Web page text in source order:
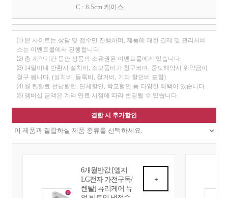
C : 8.5cm 케이스
⑴ 본 사이트는 상담 및 접수만 진행하며, 제품에 대한 결제 및 관리서비
스는 이벤트몰에서 진행합니다.
⑵ 총 계약기간 동안 상품의 소유권은 이벤트몰에게 있습니다.
⑶ 14일이내 반환시 설치비, 소모품비가 청구되며, 중도해약시 위약금이
청구 됩니다. (설치비, 등록비, 철거비, 기타 할인비 포함)
⑷ 월 렌탈료 선납할인, 단체할인, 학교할인 등 다양한 혜택이 있습니다.
⑸ 맴버십 금액은 계약 만료 시점에 따라 변경될 수 있습니다.
결합 시 추가할인
6개월반값 [엘지
LG전자 가전구독/
렌탈] 퓨리케어 듀
+